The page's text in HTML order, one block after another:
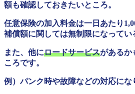
額も確認しておきたいところ。
任意保険の加入料金は一日あたり
補償額に関しては無制限になってい
また、他にロードサービスがあるか
ころです。
例）パンク時や故障などの対応にな